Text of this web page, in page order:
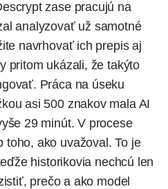
zase pracujú na
analyzovať už samotné
navrhovať ich prepis aj
pritom ukázali, že takýto
Práca na úseku
asi 500 znakov mala AI
29 minút. V procese
toho, ako uvažoval. To je
historikovia nechcú len
prečo a ako model